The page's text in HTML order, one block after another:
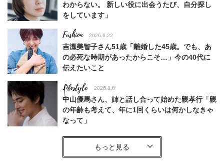
わからない。 新しい役に出会うたび、自分探し
をしています」
Fashion 2026.6.22
吉瀬美智子さん51歳「離婚した45歳。でも、あ
の必死な時期があったからこそ…」今の40代に
伝えたいこと
Lifestyle 2026.8.6
中山優馬さん、姉と話し合って始めた親孝行「親
の年齢も考えて、年に1回くらいは何かしなきゃ
なって」
Lifestyle
「人間、役に立たなきゃ生きてちゃいかんか？」